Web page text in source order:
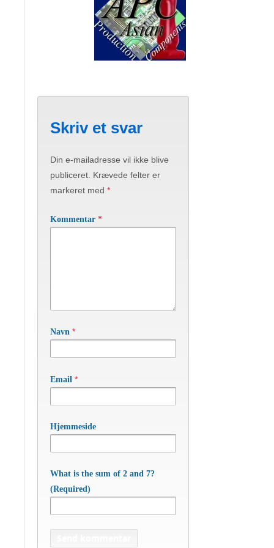
Skriv et svar
Din e-mailadresse vil ikke blive
publiceret. Krævede felter er
markeret med *
Kommentar *
Navn *
Email *
Hjemmeside
What is the sum of 2 and 7?
(Required)